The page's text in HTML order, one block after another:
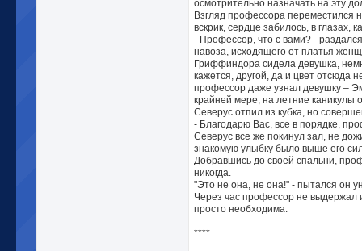
осмотрительно назначать на эту
Взгляд профессора переместился
вскрик, сердце забилось, в глазах,
- Профессор, что с вами? -
навоза, исходящего от платья
Гриффиндора сидела девушка,
кажется, другой, да и цвет отсюда
профессор даже узнал девушку –
крайней мере, на летние каникулы
Северус отпил из кубка, но
- Благодарю Вас, все в порядке,
Северус все же покинул зал, не
знакомую улыбку было выше его
Добравшись до своей спальни,
никогда.
"Это не она, не она!" - пытался он
Через час профессор не выдержал
просто необходима.
****